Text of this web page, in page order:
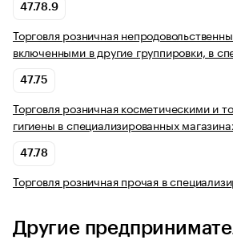
47.78.9
Торговля розничная
включенными в другие группировки, в
47.75
Торговля розничная косметическими и
гигиены в специализированных
47.78
Торговля розничная прочая в
Другие